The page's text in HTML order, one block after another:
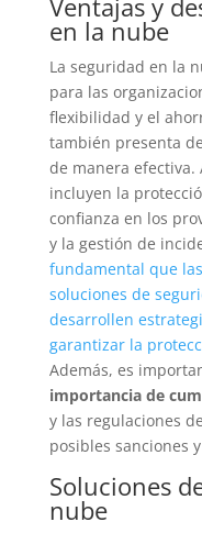
en la nube
La seguridad en la
para las
flexibilidad y el
también presenta
de manera efectiva.
incluyen la
confianza en los
y la gestión de
fundamental que
soluciones de
desarrollen
garantizar la
Además, es
importancia de
y las regulaciones
posibles sanciones
Soluciones
nube